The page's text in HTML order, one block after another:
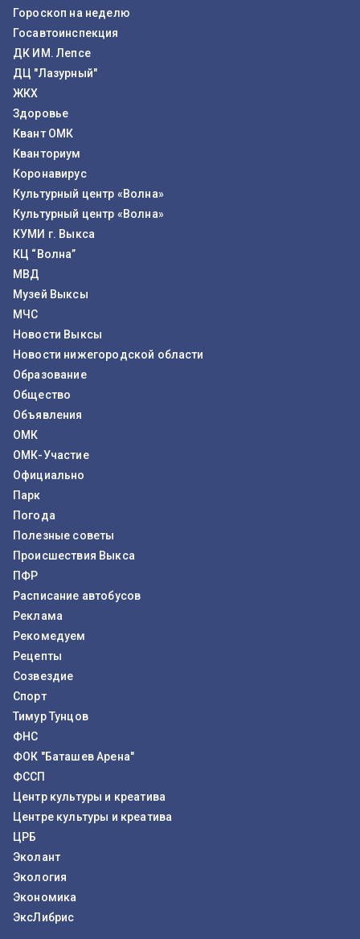
Гороскоп на неделю
Госавтоинспекция
ДК ИМ. Лепсе
ДЦ "Лазурный"
ЖКХ
Здоровье
Квант ОМК
Кванториум
Коронавирус
Культурный центр «Волна»
Культурный центр «Волна»
КУМИ г. Выкса
КЦ “Волна”
МВД
Музей Выксы
МЧС
Новости Выксы
Новости нижегородской области
Образование
Общество
Объявления
ОМК
ОМК-Участие
Официально
Парк
Погода
Полезные советы
Происшествия Выкса
ПФР
Расписание автобусов
Реклама
Рекомедуем
Рецепты
Созвездие
Спорт
Тимур Тунцов
ФНС
ФОК "Баташев Арена"
ФССП
Центр культуры и креатива
Центре культуры и креатива
ЦРБ
Эколант
Экология
Экономика
ЭксЛибрис